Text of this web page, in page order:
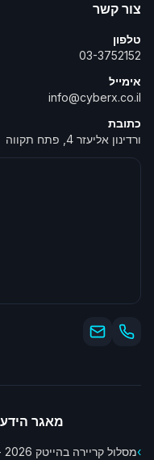
צור קשר
טלפון
03-3752152
אימייל
info@cyberx.co.il
כתובת
ורדינון אליעזר 4, פתח תקווה
מאגר
›מסלול קריירה בהייטק 2026 - המדריך המלא לכניסה ללא ניסיון